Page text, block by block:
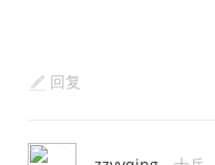
回复